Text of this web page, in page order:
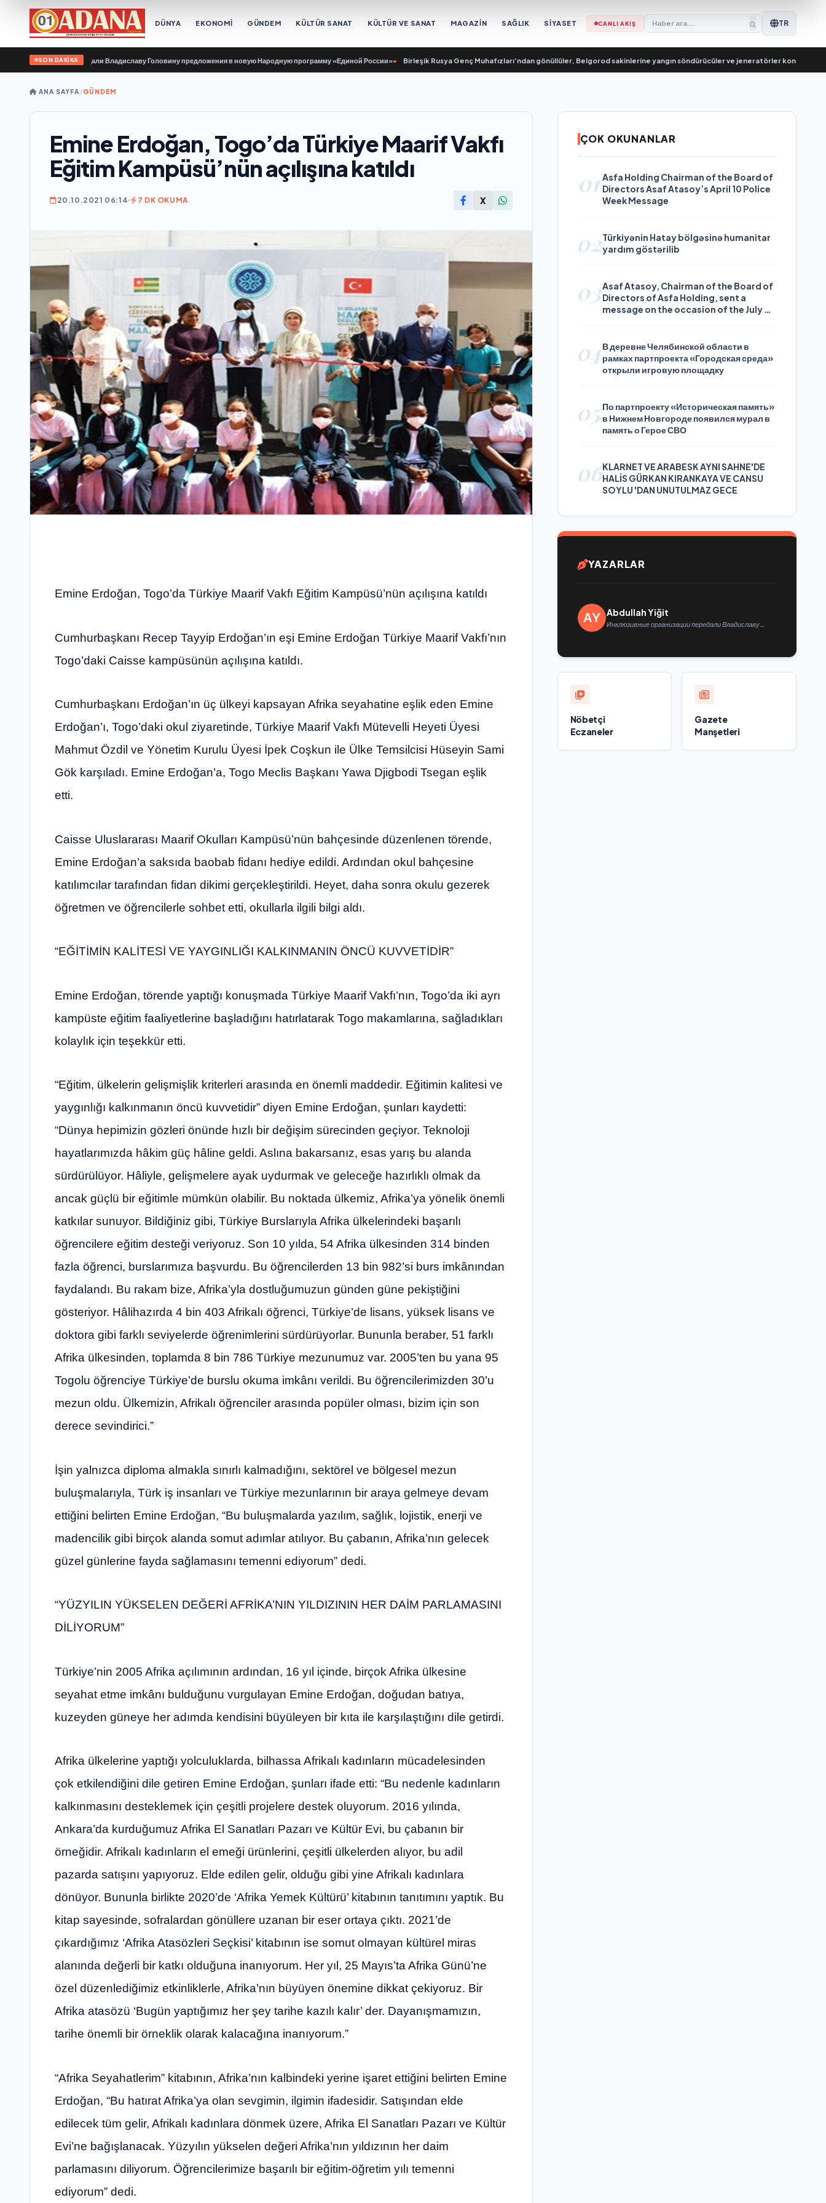
DÜNYA EKONOMİ GÜNDEM KÜLTÜR SANAT KÜLTÜR VE SANAT MAGAZİN SAĞLIK SİYASET CANLI AKIŞ TR
SON DAKİKA
передали Владиславу Головину предложения в новую Народную программу «Единой России»• Birleşik Rusya Genç Muhafızları’ndan gönüllüler, Belgorod sakinlerine yangın söndürücüler ve jeneratörler konusunda
ANA SAYFA/GÜNDEM
Emine Erdoğan, Togo’da Türkiye Maarif Vakfı
Eğitim Kampüsü’nün açılışına katıldı
20.10.2021 06:14 7 DK OKUMA X
Emine Erdoğan, Togo’da Türkiye Maarif Vakfı Eğitim Kampüsü’nün açılışına katıldı
Cumhurbaşkanı Recep Tayyip Erdoğan’ın eşi Emine Erdoğan Türkiye Maarif Vakfı’nın
Togo’daki Caisse kampüsünün açılışına katıldı.
Cumhurbaşkanı Erdoğan’ın üç ülkeyi kapsayan Afrika seyahatine eşlik eden Emine
Erdoğan’ı, Togo’daki okul ziyaretinde, Türkiye Maarif Vakfı Mütevelli Heyeti Üyesi
Mahmut Özdil ve Yönetim Kurulu Üyesi İpek Coşkun ile Ülke Temsilcisi Hüseyin Sami
Gök karşıladı. Emine Erdoğan’a, Togo Meclis Başkanı Yawa Djigbodi Tsegan eşlik
etti.
Caisse Uluslararası Maarif Okulları Kampüsü’nün bahçesinde düzenlenen törende,
Emine Erdoğan’a saksıda baobab fidanı hediye edildi. Ardından okul bahçesine
katılımcılar tarafından fidan dikimi gerçekleştirildi. Heyet, daha sonra okulu gezerek
öğretmen ve öğrencilerle sohbet etti, okullarla ilgili bilgi aldı.
“EĞİTİMİN KALİTESİ VE YAYGINLIĞI KALKINMANIN ÖNCÜ KUVVETİDİR”
Emine Erdoğan, törende yaptığı konuşmada Türkiye Maarif Vakfı’nın, Togo’da iki ayrı
kampüste eğitim faaliyetlerine başladığını hatırlatarak Togo makamlarına, sağladıkları
kolaylık için teşekkür etti.
“Eğitim, ülkelerin gelişmişlik kriterleri arasında en önemli maddedir. Eğitimin kalitesi ve
yaygınlığı kalkınmanın öncü kuvvetidir” diyen Emine Erdoğan, şunları kaydetti:
“Dünya hepimizin gözleri önünde hızlı bir değişim sürecinden geçiyor. Teknoloji
hayatlarımızda hâkim güç hâline geldi. Aslına bakarsanız, esas yarış bu alanda
sürdürülüyor. Hâliyle, gelişmelere ayak uydurmak ve geleceğe hazırlıklı olmak da
ancak güçlü bir eğitimle mümkün olabilir. Bu noktada ülkemiz, Afrika’ya yönelik önemli
katkılar sunuyor. Bildiğiniz gibi, Türkiye Burslarıyla Afrika ülkelerindeki başarılı
öğrencilere eğitim desteği veriyoruz. Son 10 yılda, 54 Afrika ülkesinden 314 binden
fazla öğrenci, burslarımıza başvurdu. Bu öğrencilerden 13 bin 982’si burs imkânından
faydalandı. Bu rakam bize, Afrika’yla dostluğumuzun günden güne pekiştiğini
gösteriyor. Hâlihazırda 4 bin 403 Afrikalı öğrenci, Türkiye’de lisans, yüksek lisans ve
doktora gibi farklı seviyelerde öğrenimlerini sürdürüyorlar. Bununla beraber, 51 farklı
Afrika ülkesinden, toplamda 8 bin 786 Türkiye mezunumuz var. 2005’ten bu yana 95
Togolu öğrenciye Türkiye’de burslu okuma imkânı verildi. Bu öğrencilerimizden 30’u
mezun oldu. Ülkemizin, Afrikalı öğrenciler arasında popüler olması, bizim için son
derece sevindirici.”
İşin yalnızca diploma almakla sınırlı kalmadığını, sektörel ve bölgesel mezun
buluşmalarıyla, Türk iş insanları ve Türkiye mezunlarının bir araya gelmeye devam
ettiğini belirten Emine Erdoğan, “Bu buluşmalarda yazılım, sağlık, lojistik, enerji ve
madencilik gibi birçok alanda somut adımlar atılıyor. Bu çabanın, Afrika’nın gelecek
güzel günlerine fayda sağlamasını temenni ediyorum” dedi.
“YÜZYILIN YÜKSELEN DEĞERİ AFRİKA’NIN YILDIZININ HER DAİM PARLAMASINI
DİLİYORUM”
Türkiye’nin 2005 Afrika açılımının ardından, 16 yıl içinde, birçok Afrika ülkesine
seyahat etme imkânı bulduğunu vurgulayan Emine Erdoğan, doğudan batıya,
kuzeyden güneye her adımda kendisini büyüleyen bir kıta ile karşılaştığını dile getirdi.
Afrika ülkelerine yaptığı yolculuklarda, bilhassa Afrikalı kadınların mücadelesinden
çok etkilendiğini dile getiren Emine Erdoğan, şunları ifade etti: “Bu nedenle kadınların
kalkınmasını desteklemek için çeşitli projelere destek oluyorum. 2016 yılında,
Ankara’da kurduğumuz Afrika El Sanatları Pazarı ve Kültür Evi, bu çabanın bir
örneğidir. Afrikalı kadınların el emeği ürünlerini, çeşitli ülkelerden alıyor, bu adil
pazarda satışını yapıyoruz. Elde edilen gelir, olduğu gibi yine Afrikalı kadınlara
dönüyor. Bununla birlikte 2020’de ‘Afrika Yemek Kültürü’ kitabının tanıtımını yaptık. Bu
kitap sayesinde, sofralardan gönüllere uzanan bir eser ortaya çıktı. 2021’de
çıkardığımız ‘Afrika Atasözleri Seçkisi’ kitabının ise somut olmayan kültürel miras
alanında değerli bir katkı olduğuna inanıyorum. Her yıl, 25 Mayıs’ta Afrika Günü’ne
özel düzenlediğimiz etkinliklerle, Afrika’nın büyüyen önemine dikkat çekiyoruz. Bir
Afrika atasözü ‘Bugün yaptığımız her şey tarihe kazılı kalır’ der. Dayanışmamızın,
tarihe önemli bir örneklik olarak kalacağına inanıyorum.”
“Afrika Seyahatlerim” kitabının, Afrika’nın kalbindeki yerine işaret ettiğini belirten Emine
Erdoğan, “Bu hatırat Afrika’ya olan sevgimin, ilgimin ifadesidir. Satışından elde
edilecek tüm gelir, Afrikalı kadınlara dönmek üzere, Afrika El Sanatları Pazarı ve Kültür
Evi’ne bağışlanacak. Yüzyılın yükselen değeri Afrika’nın yıldızının her daim
parlamasını diliyorum. Öğrencilerimize başarılı bir eğitim-öğretim yılı temenni
ediyorum” dedi.
ÇOK OKUNANLAR
01 Asfa Holding Chairman of the Board of
Directors Asaf Atasoy’s April 10 Police
Week Message
02Türkiyənin Hatay bölgəsinə humanitar
yardım göstərilib
03Asaf Atasoy, Chairman of the Board of
Directors of Asfa Holding, sent a
message on the occasion of the July 24
04В деревне Челябинской области в
рамках партпроекта «Городская среда»
открыли игровую площадку
05 По партпроекту «Историческая память»
в Нижнем Новгороде появился мурал в
память о Герое СВО
06KLARNET VE ARABESK AYNI SAHNE'DE
HALİS GÜRKAN KIRANKAYA VE CANSU
SOYLU 'DAN UNUTULMAZ GECE
YAZARLAR
Abdullah Yiğit
Инклюзивные организации передали Владиславу
Nöbetçi
Eczaneler
Gazete
Manşetleri